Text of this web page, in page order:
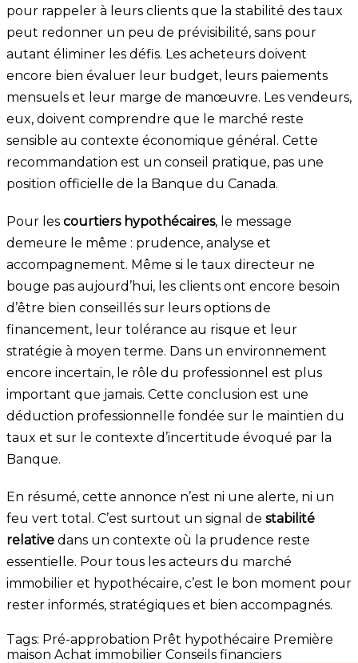
pour rappeler à leurs clients que la stabilité des taux
peut redonner un peu de prévisibilité, sans pour
autant éliminer les défis. Les acheteurs doivent
encore bien évaluer leur budget, leurs paiements
mensuels et leur marge de manœuvre. Les vendeurs,
eux, doivent comprendre que le marché reste
sensible au contexte économique général. Cette
recommandation est un conseil pratique, pas une
position officielle de la Banque du Canada.
Pour les courtiers hypothécaires, le message
demeure le même : prudence, analyse et
accompagnement. Même si le taux directeur ne
bouge pas aujourd’hui, les clients ont encore besoin
d’être bien conseillés sur leurs options de
financement, leur tolérance au risque et leur
stratégie à moyen terme. Dans un environnement
encore incertain, le rôle du professionnel est plus
important que jamais. Cette conclusion est une
déduction professionnelle fondée sur le maintien du
taux et sur le contexte d’incertitude évoqué par la
Banque.
En résumé, cette annonce n’est ni une alerte, ni un
feu vert total. C’est surtout un signal de stabilité
relative dans un contexte où la prudence reste
essentielle. Pour tous les acteurs du marché
immobilier et hypothécaire, c’est le bon moment pour
rester informés, stratégiques et bien accompagnés.
Tags: Pré-approbation Prêt hypothécaire Première
maison Achat immobilier Conseils financiers